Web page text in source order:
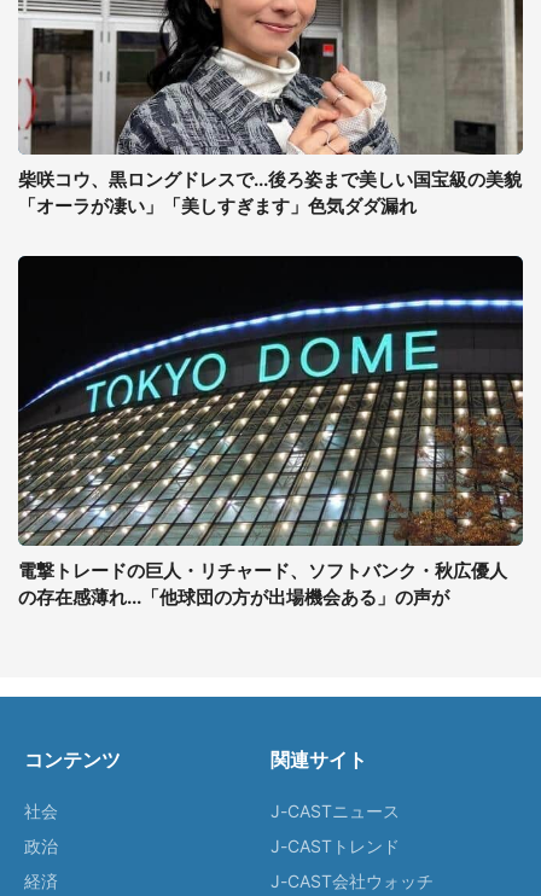
柴咲コウ、黒ロングドレスで...後ろ姿まで美しい国宝級の美貌
「オーラが凄い」「美しすぎます」色気ダダ漏れ
電撃トレードの巨人・リチャード、ソフトバンク・秋広優人
の存在感薄れ...「他球団の方が出場機会ある」の声が
コンテンツ
社会
政治
経済
関連サイト
J-CASTニュース
J-CASTトレンド
J-CAST会社ウォッチ